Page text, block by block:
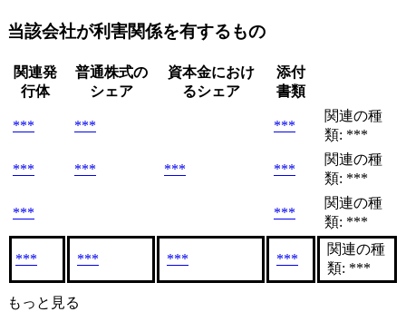
当該会社が利害関係を有するもの
関連発
行体
普通株式の
シェア
資本金におけ
るシェア
添付
書類
*** *** ***
関連の種
類: ***
*** *** *** ***
関連の種
類: ***
*** ***
関連の種
類: ***
*** *** *** ***
関連の種
類: ***
もっと見る